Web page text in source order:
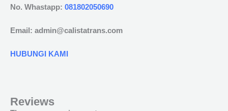
No. Whastapp: 081802050690
Email: admin@calistatrans.com
HUBUNGI KAMI
Reviews